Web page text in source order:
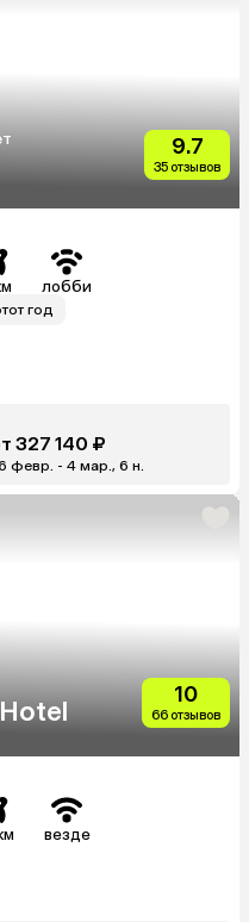
9.7
35 отзывов
лобби
год
327 140 ₽
февр. - 4 мар., 6 н.
10
66 отзывов
везде